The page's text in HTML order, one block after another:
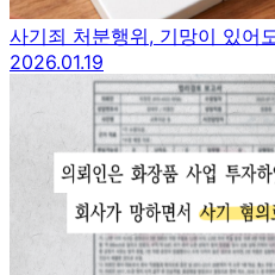
사기죄 처분행위, 기망이 있어
2026.01.19